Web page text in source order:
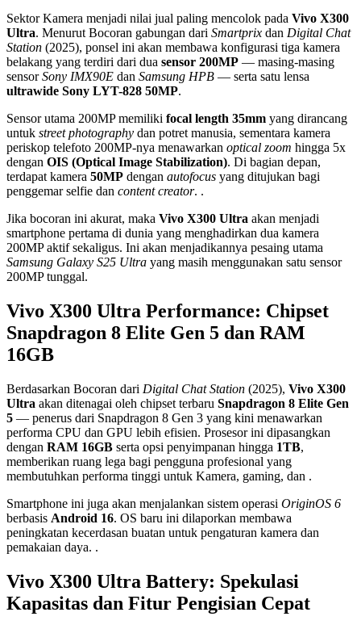
Sektor Kamera menjadi nilai jual paling mencolok pada Vivo X300
Ultra. Menurut Bocoran gabungan dari Smartprix dan Digital Chat
Station (2025), ponsel ini akan membawa konfigurasi tiga kamera
belakang yang terdiri dari dua sensor 200MP — masing-masing
sensorSony IMX90E dan Samsung HPB — serta satu lensa
ultrawide Sony LYT-828 50MP.
Sensor utama 200MP memiliki focal length 35mm yang dirancang
untuk street photography dan potret manusia, sementara kamera
periskop telefoto 200MP-nya menawarkan optical zoom hingga 5x
dengan OIS (Optical Image Stabilization). Di bagian depan,
terdapat kamera 50MP dengan autofocus yang ditujukan bagi
penggemar selfie dan content creator. .
Jika bocoran ini akurat, maka Vivo X300 Ultra akan menjadi
smartphone pertama di dunia yang menghadirkan dua kamera
200MP aktif sekaligus. Ini akan menjadikannya pesaing utama
Samsung Galaxy S25 Ultra yang masih menggunakan satu sensor
200MP tunggal.
Vivo X300 Ultra Performance: Chipset
Snapdragon 8 Elite Gen 5 dan RAM
16GB
Berdasarkan Bocoran dari Digital Chat Station (2025), Vivo X300
Ultra akan ditenagai oleh chipset terbaru Snapdragon 8 Elite Gen
5 — penerus dari Snapdragon 8 Gen 3 yang kini menawarkan
performa CPU dan GPU lebih efisien. Prosesor ini dipasangkan
dengan RAM 16GB serta opsi penyimpanan hingga 1TB,
memberikan ruang lega bagi pengguna profesional yang
membutuhkan performa tinggi untuk Kamera, gaming, dan .
Smartphone ini juga akan menjalankan sistem operasi OriginOS 6
berbasis Android 16. OS baru ini dilaporkan membawa
peningkatan kecerdasan buatan untuk pengaturan kamera dan
pemakaian daya. .
Vivo X300 Ultra Battery: Spekulasi
Kapasitas dan Fitur Pengisian Cepat